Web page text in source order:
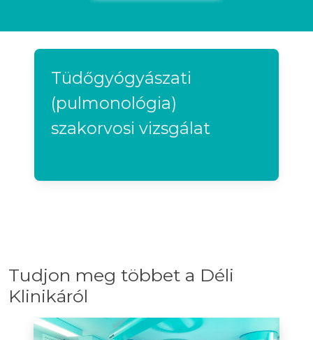
Tüdőgyógyászati
(pulmonológia)
szakorvosi vizsgálat
Tudjon meg többet a Déli
Klinikáról